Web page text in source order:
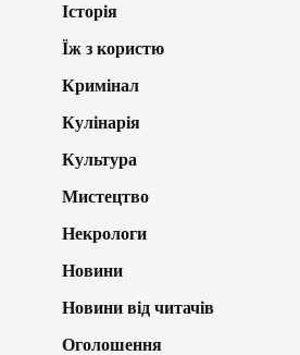
Історія
Їж з користю
Кримінал
Кулінарія
Культура
Мистецтво
Некрологи
Новини
Новини від читачів
Оголошення